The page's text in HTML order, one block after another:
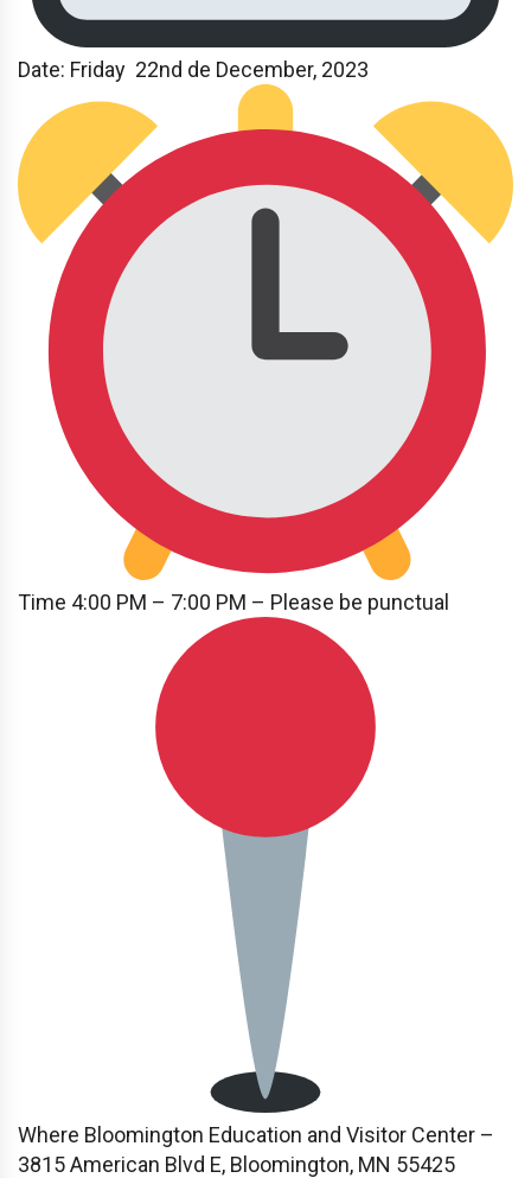
Date: Friday 22nd de December, 2023
Time 4:00 PM – 7:00 PM – Please be punctual
Where Bloomington Education and Visitor Center –
3815 American Blvd E, Bloomington, MN 55425